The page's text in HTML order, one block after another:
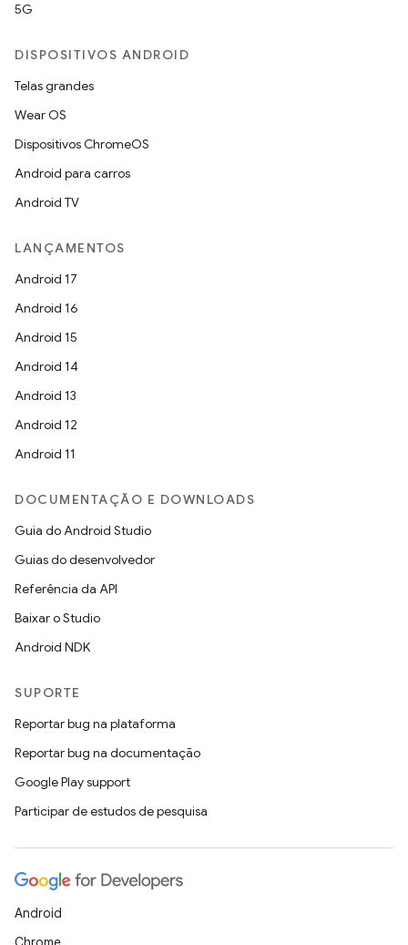
5G
DISPOSITIVOS ANDROID
Telas grandes
Wear OS
Dispositivos ChromeOS
Android para carros
Android TV
LANÇAMENTOS
Android 17
Android 16
Android 15
Android 14
Android 13
Android 12
Android 11
DOCUMENTAÇÃO E DOWNLOADS
Guia do Android Studio
Guias do desenvolvedor
Referência da API
Baixar o Studio
Android NDK
SUPORTE
Reportar bug na plataforma
Reportar bug na documentação
Google Play support
Participar de estudos de pesquisa
Android